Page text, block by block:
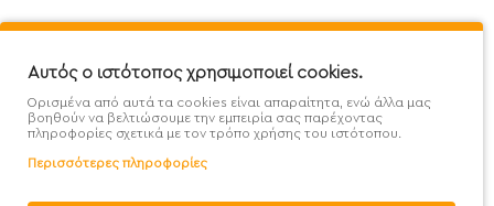
Προσφορές - Clearence GDPR
Χονδρική
Αυτός ο ιστότοπος χρησιμοποιεί cookies.
Ορισμένα από αυτά τα cookies είναι απαραίτητα, ενώ άλλα μας
βοηθούν να βελτιώσουμε την εμπειρία σας παρέχοντας
πληροφορίες σχετικά με τον τρόπο χρήσης του ιστότοπου.
Περισσότερες πληροφορίες